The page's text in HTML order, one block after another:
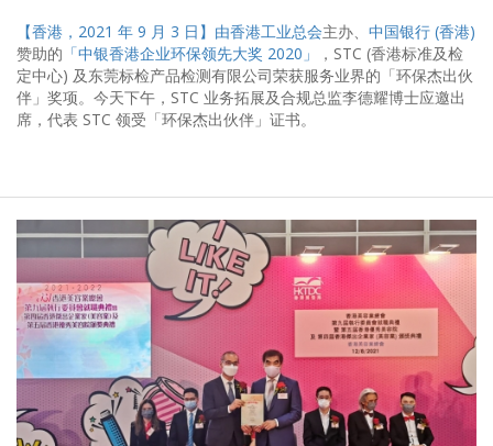
【香港，2021 年 9 月 3 日】由香港工业总会主办、 中国银行 (香港)
赞助的 「中银香港企业环保领先大奖 2020」
，STC (香港标准及检
定中心) 及东莞标检产品检测有限公司荣获服务业界的「环保杰出伙
伴」奖项。今天下午，STC 业务拓展及合规总监李德耀博士应邀出
席，代表 STC 领受「环保杰出伙伴」证书。